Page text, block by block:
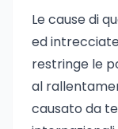
Le cause di
ed
restringe le
al
causato da